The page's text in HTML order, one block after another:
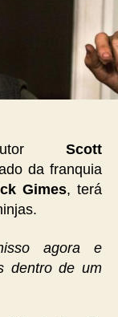
Scott
da franquia
Gimes, terá
agora e
dentro de um